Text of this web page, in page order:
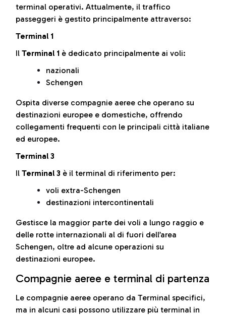
terminal operativi. Attualmente, il traffico
passeggeri è gestito principalmente attraverso:
Terminal 1
Il Terminal 1 è dedicato principalmente ai voli:
nazionali
Schengen
Ospita diverse compagnie aeree che operano su
destinazioni europee e domestiche, offrendo
collegamenti frequenti con le principali città italiane
ed europee.
Terminal 3
Il Terminal 3 è il terminal di riferimento per:
voli extra-Schengen
destinazioni intercontinentali
Gestisce la maggior parte dei voli a lungo raggio e
delle rotte internazionali al di fuori dell’area
Schengen, oltre ad alcune operazioni su
destinazioni europee.
Compagnie aeree e terminal di partenza
Le compagnie aeree operano da Terminal specifici,
ma in alcuni casi possono utilizzare più terminal in